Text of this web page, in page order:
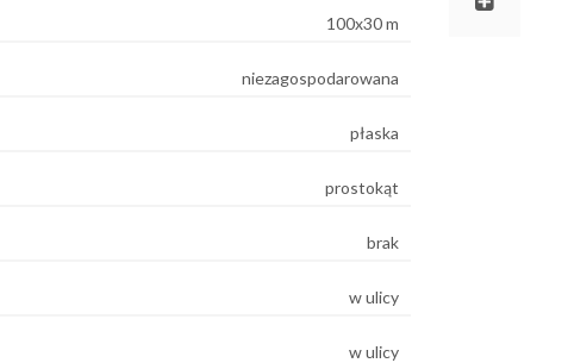
100x30 m
niezagospodarowana
płaska
prostokąt
brak
w ulicy
w ulicy